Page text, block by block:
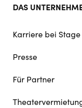
DAS
Karriere bei Stage
Presse
Für Partner